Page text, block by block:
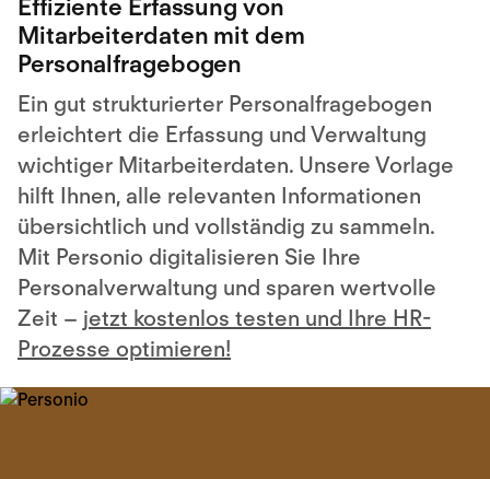
Effiziente Erfassung von
Mitarbeiterdaten mit dem
Personalfragebogen
Ein gut strukturierter Personalfragebogen
erleichtert die Erfassung und Verwaltung
wichtiger Mitarbeiterdaten. Unsere Vorlage
hilft Ihnen, alle relevanten Informationen
übersichtlich und vollständig zu sammeln.
Mit Personio digitalisieren Sie Ihre
Personalverwaltung und sparen wertvolle
Zeit – jetzt kostenlos testen und Ihre HR-
Prozesse optimieren!